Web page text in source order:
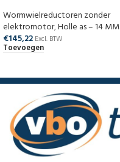
Wormwielreductoren zonder
elektromotor,Holle as – 14 MM
€145,22 Excl. BTW
Toevoegen